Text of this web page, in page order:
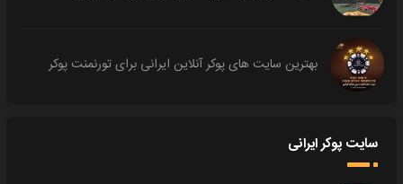
بهترین سایت های پوکر آنلاین ایرانی برای تورنمنت پوکر
سایت پوکر ایرانی